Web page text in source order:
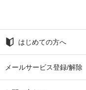
はじめての方へ
メールサービス登録/解除